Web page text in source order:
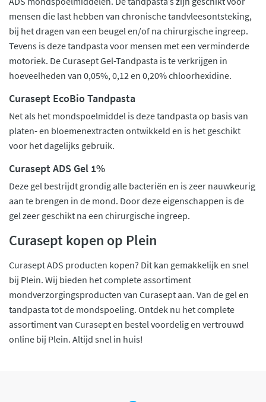
mensen die last hebben van chronische tandvleesontsteking,
bij het dragen van een beugel en/of na chirurgische ingreep.
Tevens is deze tandpasta voor mensen met een verminderde
motoriek. De Curasept Gel-Tandpasta is te verkrijgen in
hoeveelheden van 0,05%, 0,12 en 0,20% chloorhexidine.
Curasept EcoBio Tandpasta
Net als het mondspoelmiddel is deze tandpasta op basis van
platen- en bloemenextracten ontwikkeld en is het geschikt
voor het dagelijks gebruik.
Curasept ADS Gel 1%
Deze gel bestrijdt grondig alle bacteriën en is zeer nauwkeurig
aan te brengen in de mond. Door deze eigenschappen is de
gel zeer geschikt na een chirurgische ingreep.
Curasept kopen op Plein
Curasept ADS producten kopen? Dit kan gemakkelijk en snel
bij Plein. Wij bieden het complete assortiment
mondverzorgingsproducten van Curasept aan. Van de gel en
tandpasta tot de mondspoeling. Ontdek nu het complete
assortiment van Curasept en bestel voordelig en vertrouwd
online bij Plein. Altijd snel in huis!